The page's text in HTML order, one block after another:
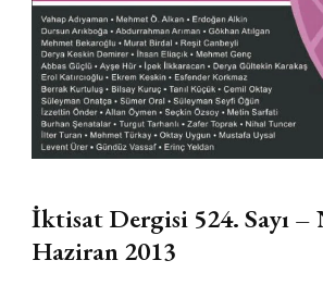
İktisat Dergisi 524. Sayı –
Haziran 2013